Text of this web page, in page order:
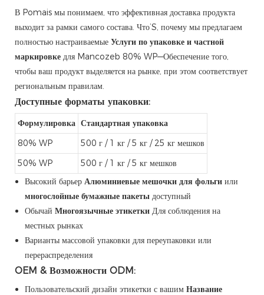
В Pomais мы понимаем, что эффективная доставка продукта
выходит за рамки самого состава. Что’S, почему мы предлагаем
полностью настраиваемые Услуги по упаковке и частной
маркировке для Mancozeb 80% WP—Обеспечение того,
чтобы ваш продукт выделяется на рынке, при этом соответствует
региональным правилам.
Доступные форматы упаковки:
Формулировка Стандартная упаковка
80% WP
500 г / 1 кг / 5 кг / 25 кг мешков
50% WP
500 г / 1 кг / 5 кг мешков
Высокий барьер Алюминиевые мешочки для фольги или
многослойные бумажные пакеты доступный
Обычай Многоязычные этикетки Для соблюдения на
местных рынках
Варианты массовой упаковки для переупаковки или
перераспределения
OEM & Возможности ODM:
Пользовательский дизайн этикетки с вашим Название